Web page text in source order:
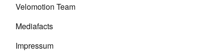
Velomotion Team
Mediafacts
Impressum